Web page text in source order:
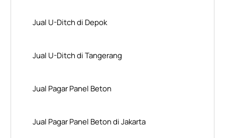
Jual U-Ditch di Depok
Jual U-Ditch di Tangerang
Jual Pagar Panel Beton
Jual Pagar Panel Beton di Jakarta